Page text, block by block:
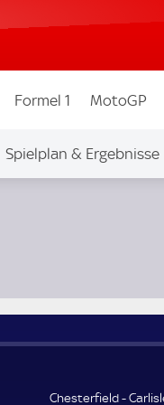
Formel 1 MotoGP
Spielplan & Ergebnisse
Chesterfield -